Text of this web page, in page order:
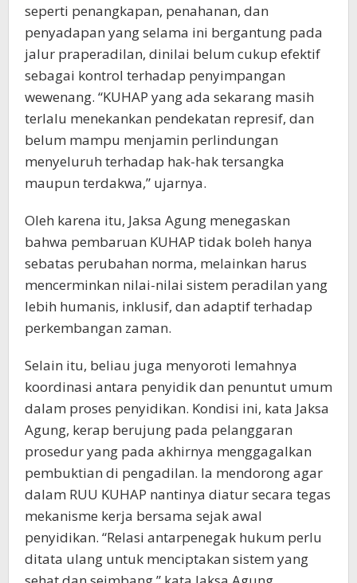
seperti penangkapan, penahanan, dan
penyadapan yang selama ini bergantung pada
jalur praperadilan, dinilai belum cukup efektif
sebagai kontrol terhadap penyimpangan
wewenang. “KUHAP yang ada sekarang masih
terlalu menekankan pendekatan represif, dan
belum mampu menjamin perlindungan
menyeluruh terhadap hak-hak tersangka
maupun terdakwa,” ujarnya.
Oleh karena itu, Jaksa Agung menegaskan
bahwa pembaruan KUHAP tidak boleh hanya
sebatas perubahan norma, melainkan harus
mencerminkan nilai-nilai sistem peradilan yang
lebih humanis, inklusif, dan adaptif terhadap
perkembangan zaman.
Selain itu, beliau juga menyoroti lemahnya
koordinasi antara penyidik dan penuntut umum
dalam proses penyidikan. Kondisi ini, kata Jaksa
Agung, kerap berujung pada pelanggaran
prosedur yang pada akhirnya menggagalkan
pembuktian di pengadilan. Ia mendorong agar
dalam RUU KUHAP nantinya diatur secara tegas
mekanisme kerja bersama sejak awal
penyidikan. “Relasi antarpenegak hukum perlu
ditata ulang untuk menciptakan sistem yang